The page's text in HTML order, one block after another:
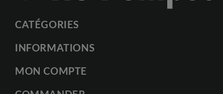
CATÉGORIES
INFORMATIONS
MON COMPTE